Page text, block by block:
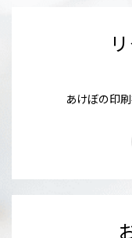
あけぼの印